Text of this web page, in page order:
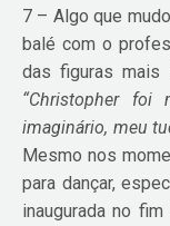
7 – Algo que
balé com o
das figuras mais
“Christopher foi
imaginário, meu
Mesmo nos
para dançar,
inaugurada no